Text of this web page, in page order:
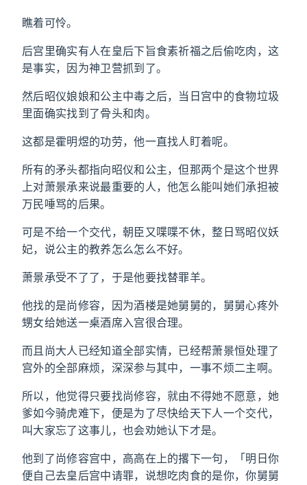
瞧着可怜。
后宫里确实有人在皇后下旨食素祈福之后偷吃肉，这
是事实，因为神卫营抓到了。
然后昭仪娘娘和公主中毒之后，当日宫中的食物垃圾
里面确实找到了骨头和肉。
这都是霍明煜的功劳，他一直找人盯着呢。
所有的矛头都指向昭仪和公主，但那两个是这个世界
上对萧景承来说最重要的人，他怎么能叫她们承担被
万民唾骂的后果。
可是不给一个交代，朝臣又喋喋不休，整日骂昭仪妖
妃，说公主的教养怎么怎么不好。
萧景承受不了了，于是他要找替罪羊。
他找的是尚修容，因为酒楼是她舅舅的，舅舅心疼外
甥女给她送一桌酒席入宫很合理。
而且尚大人已经知道全部实情，已经帮萧景恒处理了
宫外的全部麻烦，深深参与其中，一事不烦二主啊。
所以，他觉得只要找尚修容，就由不得她不愿意，她
爹如今骑虎难下，便是为了尽快给天下人一个交代，
叫大家忘了这事儿，也会劝她认下才是。
他到了尚修容宫中，高高在上的撂下一句，「明日你
便自己去皇后宫中请罪，说想吃肉食的是你，你舅舅